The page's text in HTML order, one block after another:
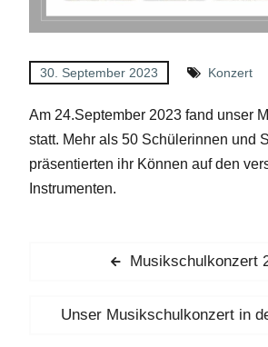
30. September 2023 Konzert
Am 24.September 2023 fand unser
statt. Mehr als 50 Schülerinnen und
präsentierten ihr Können auf den
Instrumenten.
Beitragsnavigation
Previous
Musikschulkonzert
Next
Unser Musikschulkonzert in